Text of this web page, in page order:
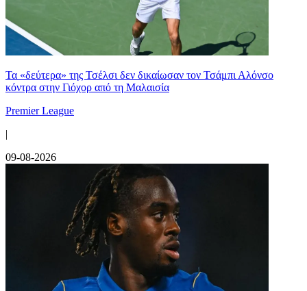
Τα «δεύτερα» της Τσέλσι δεν δικαίωσαν τον Τσάμπι Αλόνσο
κόντρα στην Γιόχορ από τη Μαλαισία
Premier League
|
09-08-2026